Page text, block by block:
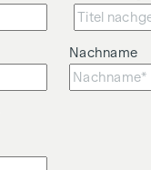
Nachname